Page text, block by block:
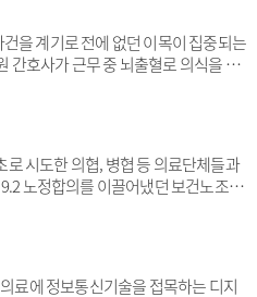
다. 대한의사협회는 “심평원에 과도
를 통한 심사는 ..
을 계기로 전에 없던 이목이 집중되는
간호사가 근무 중 뇌출혈로 의식을 잃
능한 의사 2명 모두 자리를 비워 다
겨준 이 사건을 두고 의료 전문가들
시도한 의협, 병협 등 의료단체들과
노정합의를 이끌어냈던 보건노조가
까지 2차례 모두 불발됐다.두 차례
“사용자 단체로서 의무를 방기하
료에 정보통신기술을 접목하는 디지